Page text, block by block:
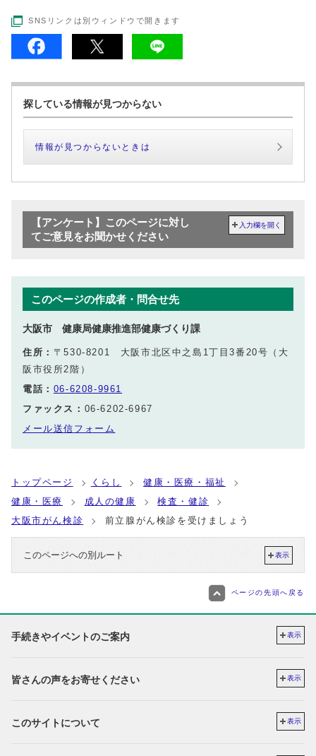
SNSリンクは別ウィンドウで開きます
探している情報が見つからない
情報が見つからないときは
【アンケート】このページに対し
てご意見をお聞かせください
入力欄を開く
このページの作成者・問合せ先
大阪市 健康局健康推進部健康づくり課
住所： 〒530-8201 大阪市北区中之島1丁目3番20号（大
阪市役所2階）
電話： 06-6208-9961
ファックス： 06-6202-6967
メール送信フォーム
トップページ くらし
健康・医療・福祉
健康・医療
成人の健康
検査・健診
大阪市がん検診
前立腺がん検診を受けましょう
このページへの別ルート 表示
ページの先頭へ戻る
手続きやイベントのご案内 表示
皆さんの声をお寄せください 表示
このサイトについて 表示